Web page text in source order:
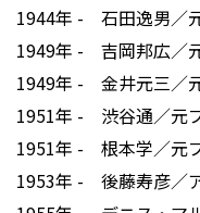
1944年 - 石田逸男／
1949年 - 吉岡邦広／
1949年 - 金井元三／
1951年 - 渋谷通／元
1951年 - 根本学／元
1953年 - 後藤寿彦／